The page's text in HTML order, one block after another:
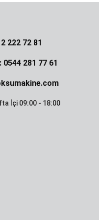
222 72 81
0544 281 77 61
İçi 09:00 - 18:00